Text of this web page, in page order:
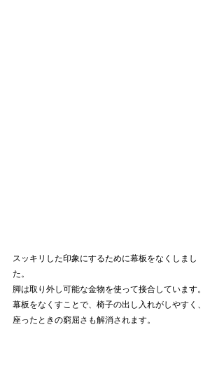
スッキリした印象にするために幕板をなくしまし
た。
脚は取り外し可能な金物を使って接合しています。
幕板をなくすことで、椅子の出し入れがしやすく、
座ったときの窮屈さも解消されます。